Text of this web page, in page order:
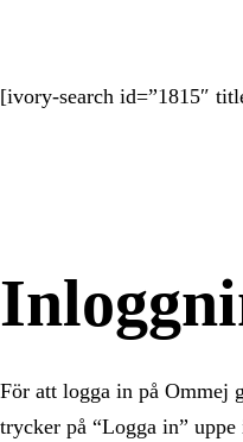
[ivory-search id=”1815″
För att logga in på Ommej
trycker på “Logga in”